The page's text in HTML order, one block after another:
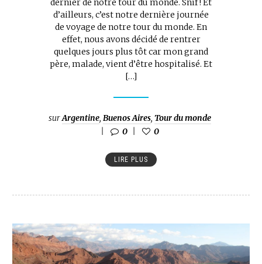
dernier de notre tour du monde. Snif ! Et
d’ailleurs, c’est notre dernière journée
de voyage de notre tour du monde. En
effet, nous avons décidé de rentrer
quelques jours plus tôt car mon grand
père, malade, vient d’être hospitalisé. Et
[…]
surArgentine, Buenos Aires, Tour du monde
0
0
LIRE PLUS